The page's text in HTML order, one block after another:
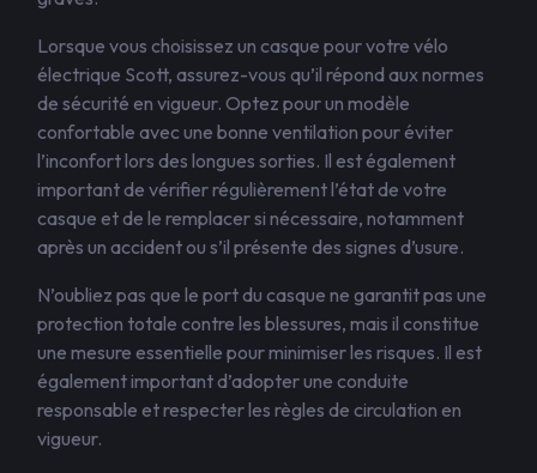
Lorsque vous choisissez un casque pour votre vélo
électrique Scott, assurez-vous qu’il répond aux normes
de sécurité en vigueur. Optez pour un modèle
confortable avec une bonne ventilation pour éviter
l’inconfort lors des longues sorties. Il est également
important de vérifier régulièrement l’état de votre
casque et de le remplacer si nécessaire, notamment
après un accident ou s’il présente des signes d’usure.
N’oubliez pas que le port du casque ne garantit pas une
protection totale contre les blessures, mais il constitue
une mesure essentielle pour minimiser les risques. Il est
également important d’adopter une conduite
responsable et respecter les règles de circulation en
vigueur.